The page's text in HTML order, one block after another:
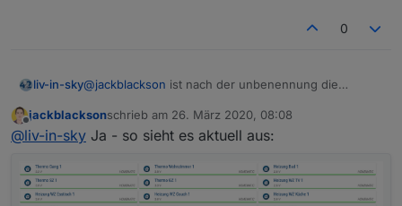
0
liv-in-sky@jackblackson ist nach der unbenennung die
unbenennung erhalten - und deshlab habe ich eine
andere ansicht als du ?
Offline
jackblacksonschrieb am 26. März 2020, 08:08
zuletzt editiert von
@liv-in-sky Ja - so sieht es aktuell aus: